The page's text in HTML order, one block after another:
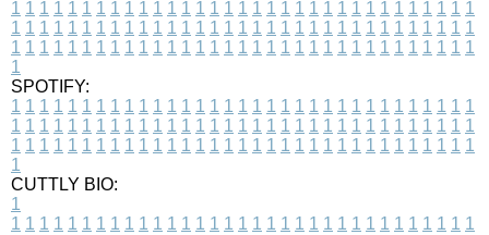
1 1 1 1 1 1 1 1 1 1 1 1 1 1 1 1 1 1 1 1 1 1 1 1 1 1 1 1 1 1 1 1 1
1 1 1 1 1 1 1 1 1 1 1 1 1 1 1 1 1 1 1 1 1 1 1 1 1 1 1 1 1 1 1 1 1
1 1 1 1 1 1 1 1 1 1 1 1 1 1 1 1 1 1 1 1 1 1 1 1 1 1 1 1 1 1 1 1 1
1
SPOTIFY:
1 1 1 1 1 1 1 1 1 1 1 1 1 1 1 1 1 1 1 1 1 1 1 1 1 1 1 1 1 1 1 1 1
1 1 1 1 1 1 1 1 1 1 1 1 1 1 1 1 1 1 1 1 1 1 1 1 1 1 1 1 1 1 1 1 1
1 1 1 1 1 1 1 1 1 1 1 1 1 1 1 1 1 1 1 1 1 1 1 1 1 1 1 1 1 1 1 1 1
1
CUTTLY BIO:
1
1 1 1 1 1 1 1 1 1 1 1 1 1 1 1 1 1 1 1 1 1 1 1 1 1 1 1 1 1 1 1 1 1